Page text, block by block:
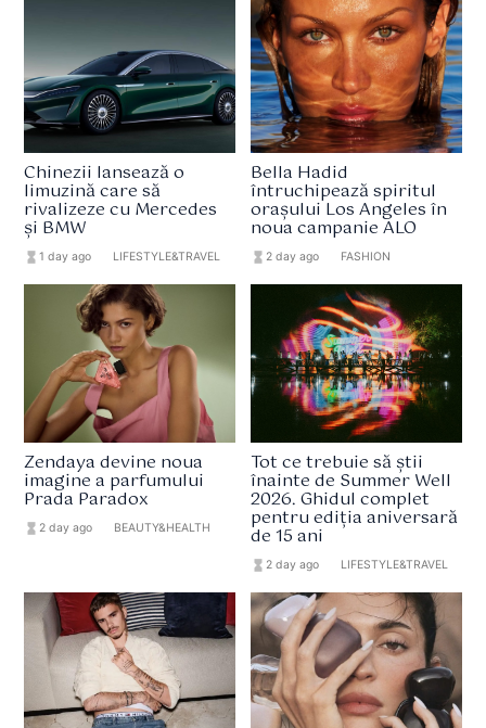
Chinezii lansează o
limuzină care să
rivalizeze cu Mercedes
și BMW
hourglass_full1 day ago LIFESTYLE&TRAVEL
Bella Hadid
întruchipează spiritul
orașului Los Angeles în
noua campanie ALO
hourglass_full 2 day ago FASHION
Zendaya devine noua
imagine a parfumului
Prada Paradox
hourglass_full 2 day ago BEAUTY&HEALTH
Tot ce trebuie să știi
înainte de Summer Well
2026. Ghidul complet
pentru ediția aniversară
de 15 ani
hourglass_full 2 day ago LIFESTYLE&TRAVEL